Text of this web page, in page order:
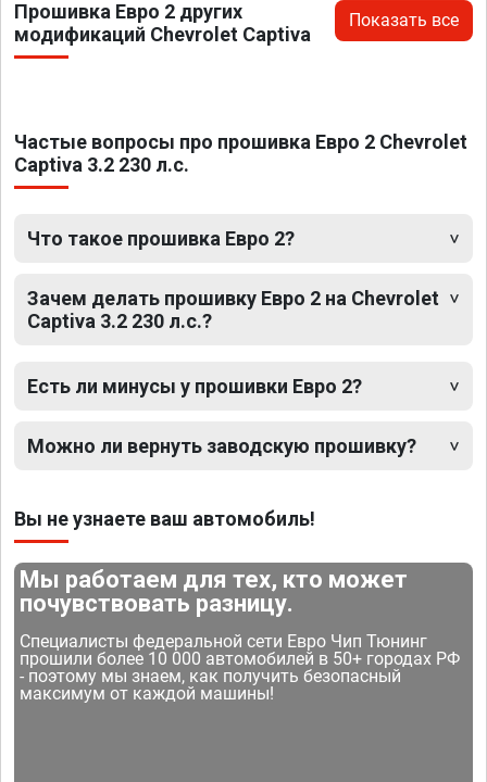
Прошивка Евро 2 других
модификаций Chevrolet Captiva
Показать все
Частые вопросы про прошивка Евро 2 Chevrolet
Captiva 3.2 230 л.с.
Что такое прошивка Евро 2?
Зачем делать прошивку Евро 2 на Chevrolet
Captiva 3.2 230 л.с.?
Есть ли минусы у прошивки Евро 2?
Можно ли вернуть заводскую прошивку?
Вы не узнаете ваш автомобиль!
Мы работаем для тех, кто может
почувствовать разницу.
Специалисты федеральной сети Евро Чип Тюнинг
прошили более 10 000 автомобилей в 50+ городах РФ
- поэтому мы знаем, как получить безопасный
максимум от каждой машины!